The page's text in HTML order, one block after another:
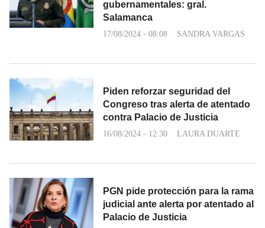
gubernamentales: gral.
Salamanca
17/08/2024 - 08:08 SANDRA VARGAS
Piden reforzar seguridad del
Congreso tras alerta de atentado
contra Palacio de Justicia
16/08/2024 - 12:30 LAURA DUARTE
PGN pide protección para la rama
judicial ante alerta por atentado al
Palacio de Justicia